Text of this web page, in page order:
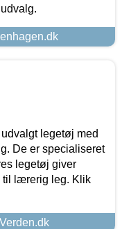
legetøj med
De er specialiseret
legetøj giver
til lærerig leg. Klik